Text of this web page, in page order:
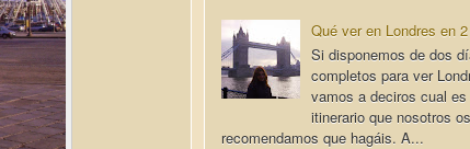
Qué ver en Londres en
Si disponemos de dos
completos para ver
vamos a deciros cual es
itinerario que nosotros os
recomendamos que hagáis. A...